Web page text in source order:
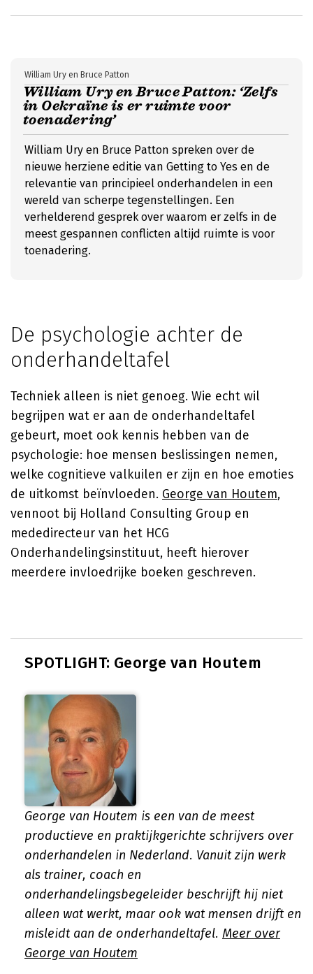
William Ury en Bruce Patton: ‘Zelfs
in Oekraïne is er ruimte voor
toenadering’
William Ury en Bruce Patton
William Ury en Bruce Patton spreken over de
nieuwe herziene editie van Getting to Yes en de
relevantie van principieel onderhandelen in een
wereld van scherpe tegenstellingen. Een
verhelderend gesprek over waarom er zelfs in de
meest gespannen conflicten altijd ruimte is voor
toenadering.
De psychologie achter de
onderhandeltafel
Techniek alleen is niet genoeg. Wie echt wil
begrijpen wat er aan de onderhandeltafel
gebeurt, moet ook kennis hebben van de
psychologie: hoe mensen beslissingen nemen,
welke cognitieve valkuilen er zijn en hoe emoties
de uitkomst beïnvloeden. George van Houtem,
vennoot bij Holland Consulting Group en
mededirecteur van het HCG
Onderhandelingsinstituut, heeft hierover
meerdere invloedrijke boeken geschreven.
SPOTLIGHT: George van Houtem
George van Houtem is een van de meest
productieve en praktijkgerichte schrijvers over
onderhandelen in Nederland. Vanuit zijn werk
als trainer, coach en
onderhandelingsbegeleider beschrijft hij niet
alleen wat werkt, maar ook wat mensen drijft en
misleidt aan de onderhandeltafel. Meer over
George van Houtem